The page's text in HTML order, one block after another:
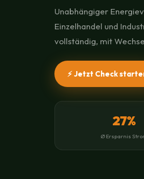
Unabhängiger
Einzelhandel und
vollständig, mit
⚡ Jetzt Check
27%
Ø Ersparnis